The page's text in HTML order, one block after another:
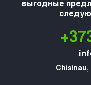
выгодные
Chisinau,